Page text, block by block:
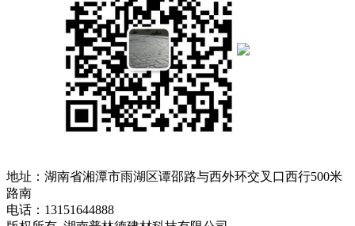
地址：湖南省湘潭市雨湖区谭邵路与西外环交叉口西行500米
路南
电话：13151644888